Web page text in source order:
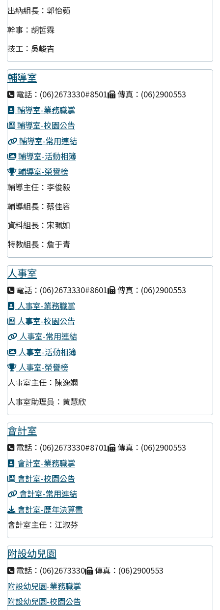
出納組長：郭怡蘋
幹事：胡哲霖
技工：吳峻吉
輔導室
電話：(06)2673330#8501
傳真：(06)2900553
輔導室-業務職掌
輔導室-校園公告
輔導室-常用連結
輔導室-活動相簿
輔導室-榮譽榜
輔導主任：李俊毅
輔導組長：蔡佳容
資料組長：宋珮如
特教組長：詹于青
人事室
電話：(06)2673330#8601
傳真：(06)2900553
人事室-業務職掌
人事室-校園公告
人事室-常用連結
人事室-活動相簿
人事室-榮譽榜
人事室主任：陳逸嫻
人事室助理員：黃慧欣
會計室
電話：(06)2673330#8701
傳真：(06)2900553
會計室-業務職掌
會計室-校園公告
會計室-常用連結
會計室-歷年決算書
會計室主任：江淑芬
附設幼兒園
電話：(06)2673330
傳真：(06)2900553
附設幼兒園-業務職掌
附設幼兒園-校園公告